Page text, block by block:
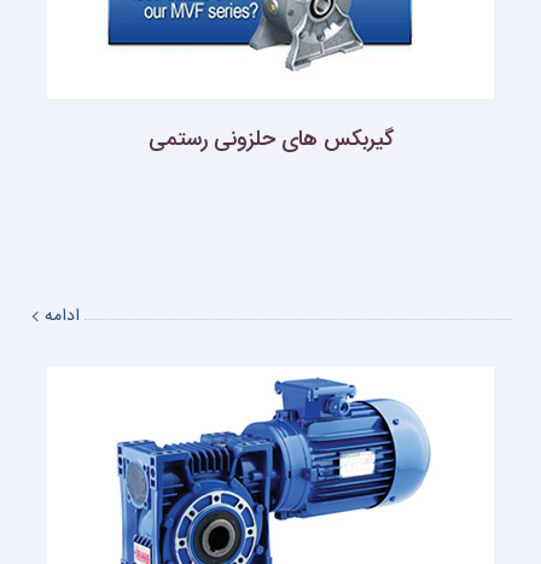
گيربكس هاى حلزونى رستمى
ادامه